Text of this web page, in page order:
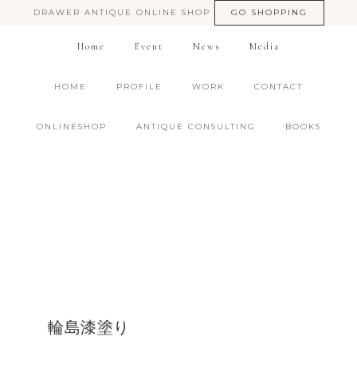
DRAWER ANTIQUE ONLINE SHOP GO SHOPPING
Home Event News Media
HOME PROFILE WORK CONTACT
ONLINESHOP ANTIQUE CONSULTING BOOKS
輪島漆塗り